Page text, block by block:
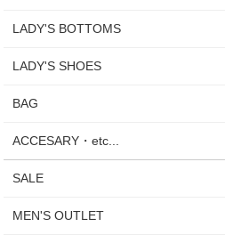
LADY'S BOTTOMS
LADY'S SHOES
BAG
ACCESARY・etc...
SALE
MEN'S OUTLET